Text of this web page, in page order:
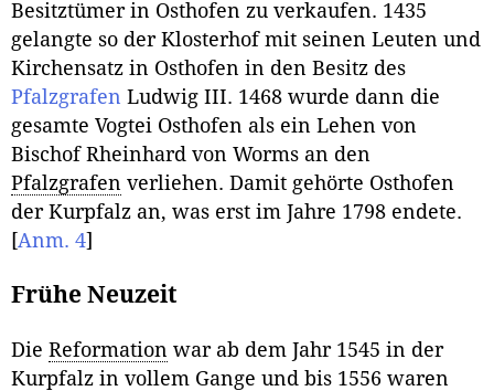
Besitztümer in Osthofen zu verkaufen. 1435
gelangte so der Klosterhof mit seinen Leuten und
Kirchensatz in Osthofen in den Besitz des
Pfalzgrafen Ludwig III. 1468 wurde dann die
gesamte Vogtei Osthofen als ein Lehen von
Bischof Rheinhard von Worms an den
Pfalzgrafen verliehen. Damit gehörte Osthofen
der Kurpfalz an, was erst im Jahre 1798 endete.
[Anm. 4]
Frühe Neuzeit
Die Reformation war ab dem Jahr 1545 in der
Kurpfalz in vollem Gange und bis 1556 waren